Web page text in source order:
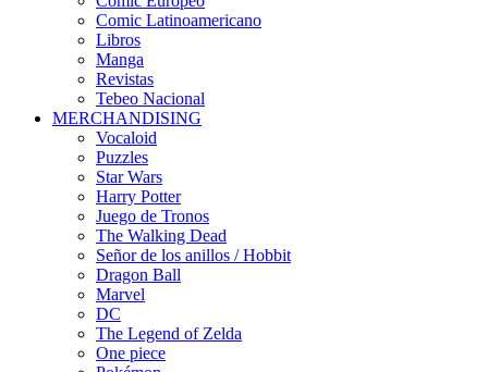
Comic Latinoamericano
Libros
Manga
Revistas
Tebeo Nacional
MERCHANDISING
Vocaloid
Puzzles
Star Wars
Harry Potter
Juego de Tronos
The Walking Dead
Señor de los anillos / Hobbit
Dragon Ball
Marvel
DC
The Legend of Zelda
One piece